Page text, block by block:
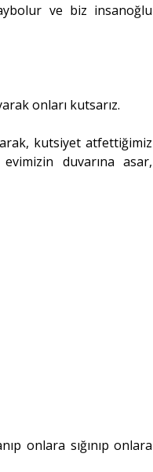
ve biz insanoğlu
onları kutsarız.
kutsiyet atfettiğimiz
duvarına asar,
onlara sığınıp onlara